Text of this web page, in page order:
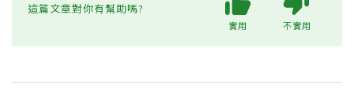
這篇文章對你有幫助嗎?
實用 不實用